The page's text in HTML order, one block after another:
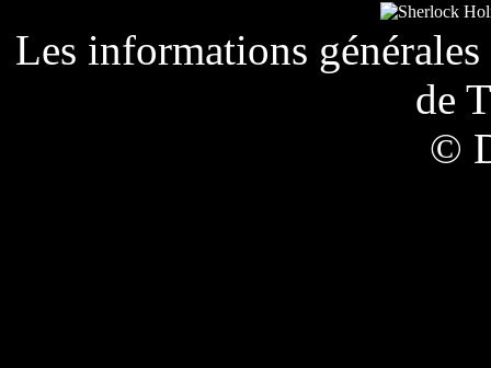
Les informations générales
de
©